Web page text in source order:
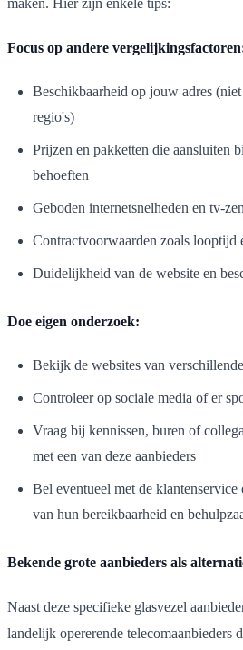
Focus op andere
Beschikbaarheid op jouw adres
regio's)
Prijzen en pakketten die aansluiten
behoeften
Geboden internetsnelheden en tv-
Contractvoorwaarden zoals looptijd
Duidelijkheid van de website en
Doe eigen onderzoek:
Bekijk de websites van
Controleer op sociale media of er
Vraag bij kennissen, buren of
met een van deze aanbieders
Bel eventueel met de
van hun bereikbaarheid en
Bekende grote aanbieders als
Naast deze specifieke glasvezel
landelijk opererende telecomaanbieders